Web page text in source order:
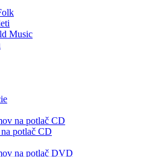
Music
na potlač CD
potlač CD
na potlač DVD